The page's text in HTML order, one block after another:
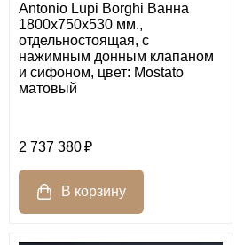
Antonio Lupi Borghi Ванна
1800х750х530 мм.,
отдельностоящая, с
нажимным донным клапаном
и сифоном, цвет: Mostato
матовый
2 737 380